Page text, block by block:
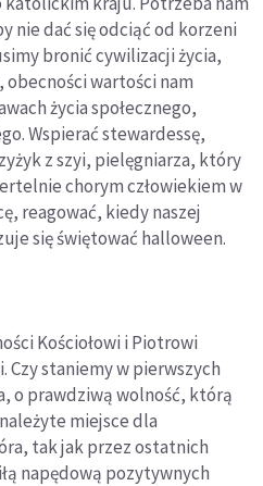
nie dać się odciąć od korzeni
bronić cywilizacji życia,
wartości nam
życia społecznego,
Wspierać stewardessę,
z szyi, pielęgniarza, który
chorym człowiekiem w
reagować, kiedy naszej
się świętować halloween.
Kościołowi i Piotrowi
Czy staniemy w pierwszych
o prawdziwą wolność, którą
miejsce dla
tak jak przez ostatnich
napędową pozytywnych